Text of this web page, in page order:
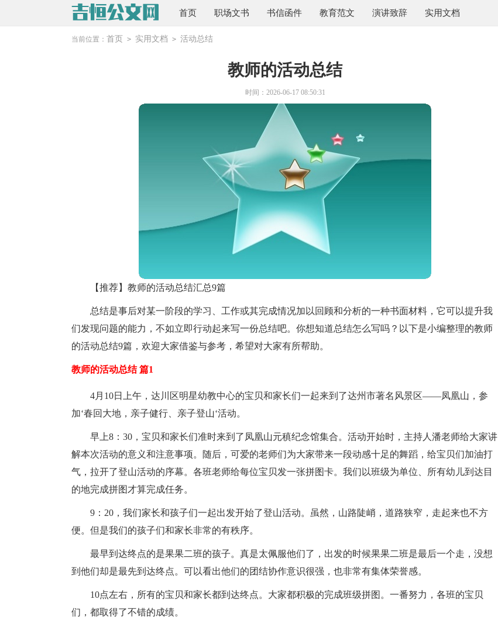
首页 职场文书 书信函件 教育范文 演讲致辞 实用文档
当前位置： 首页 > 实用文档 > 活动总结
教师的活动总结
时间：2026-06-17 08:50:31
【推荐】教师的活动总结汇总9篇
总结是事后对某一阶段的学习、工作或其完成情况加以回顾和分析的一种书面材料，它可以提升我
们发现问题的能力，不如立即行动起来写一份总结吧。你想知道总结怎么写吗？以下是小编整理的教师
的活动总结9篇，欢迎大家借鉴与参考，希望对大家有所帮助。
教师的活动总结 篇1
4月10日上午，达川区明星幼教中心的宝贝和家长们一起来到了达州市著名风景区——凤凰山，参
加‘春回大地，亲子健行、亲子登山‘活动。
早上8：30，宝贝和家长们准时来到了凤凰山元稹纪念馆集合。活动开始时，主持人潘老师给大家讲
解本次活动的意义和注意事项。随后，可爱的老师们为大家带来一段动感十足的舞蹈，给宝贝们加油打
气，拉开了登山活动的序幕。各班老师给每位宝贝发一张拼图卡。我们以班级为单位、所有幼儿到达目
的地完成拼图才算完成任务。
9：20，我们家长和孩子们一起出发开始了登山活动。虽然，山路陡峭，道路狭窄，走起来也不方
便。但是我们的孩子们和家长非常的有秩序。
最早到达终点的是果果二班的孩子。真是太佩服他们了，出发的时候果果二班是最后一个走，没想
到他们却是最先到达终点。可以看出他们的团结协作意识很强，也非常有集体荣誉感。
10点左右，所有的宝贝和家长都到达终点。大家都积极的完成班级拼图。一番努力，各班的宝贝
们，都取得了不错的成绩。